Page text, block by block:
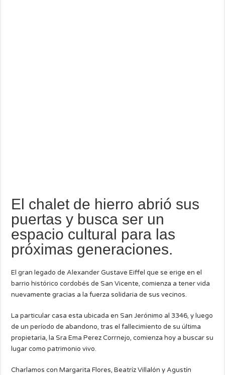
El chalet de hierro abrió sus
puertas y busca ser un
espacio cultural para las
próximas generaciones.
El gran legado de Alexander Gustave Eiffel que se erige en el
barrio histórico cordobés de San Vicente, comienza a tener vida
nuevamente gracias a la fuerza solidaria de sus vecinos.
La particular casa esta ubicada en San Jerónimo al 3346, y luego
de un período de abandono, tras el fallecimiento de su última
propietaria, la Sra Ema Perez Corrnejo, comienza hoy a buscar su
lugar como patrimonio vivo.
Charlamos con Margarita Flores, Beatríz Villalón y Agustín